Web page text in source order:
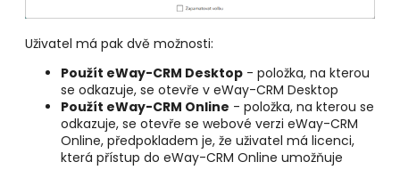
Uživatel má pak dvě možnosti:
Použít eWay-CRM Desktop - položka, na kterou
se odkazuje, se otevře v eWay-CRM Desktop
Použít eWay-CRM Online - položka, na kterou se
odkazuje, se otevře se webové verzi eWay-CRM
Online, předpokladem je, že uživatel má licenci,
která přístup do eWay-CRM Online umožňuje